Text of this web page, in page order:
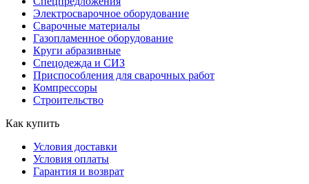
Электросварочное оборудование
Сварочные материалы
Газопламенное оборудование
Круги абразивные
Спецодежда и СИЗ
Приспособления для сварочных работ
Компрессоры
Строительство
Как купить
Условия доставки
Условия оплаты
Гарантия и возврат